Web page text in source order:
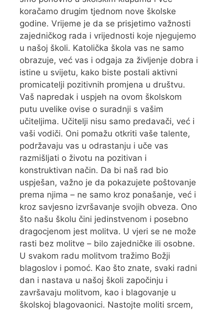
koračamo drugim tjednom nove školske
godine. Vrijeme je da se prisjetimo važnosti
zajedničkog rada i vrijednosti koje njegujemo
u našoj školi. Katolička škola vas ne samo
obrazuje, već vas i odgaja za življenje dobra i
istine u svijetu, kako biste postali aktivni
promicatelji pozitivnih promjena u društvu.
Vaš napredak i uspjeh na ovom školskom
putu uvelike ovise o suradnji s vašim
učiteljima. Učitelji nisu samo predavači, već i
vaši vodiči. Oni pomažu otkriti vaše talente,
podržavaju vas u odrastanju i uče vas
razmišljati o životu na pozitivan i
konstruktivan način. Da bi naš rad bio
uspješan, važno je da pokazujete poštovanje
prema njima – ne samo kroz ponašanje, već i
kroz savjesno izvršavanje svojih obveza. Ono
što našu školu čini jedinstvenom i posebno
dragocjenom jest molitva. U vjeri se ne može
rasti bez molitve – bilo zajedničke ili osobne.
U svakom radu molitvom tražimo Božji
blagoslov i pomoć. Kao što znate, svaki radni
dan i nastava u našoj školi započinju i
završavaju molitvom, kao i blagovanje u
školskoj blagovaonici. Nastojte moliti srcem,